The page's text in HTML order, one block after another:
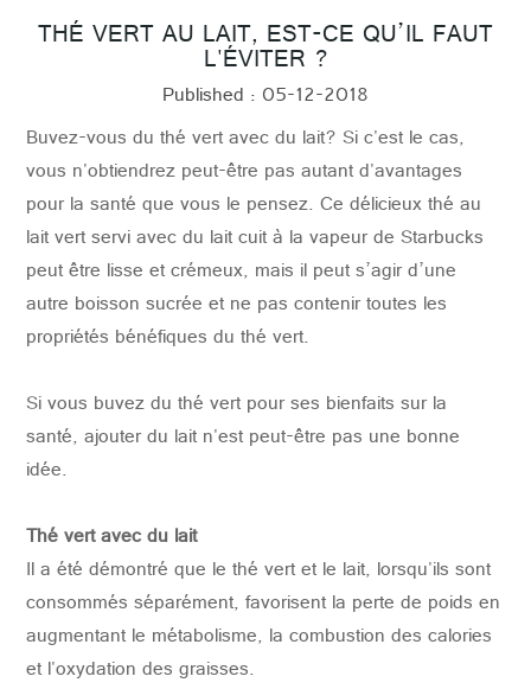
THÉ VERT AU LAIT, EST-CE QU’IL FAUT
L'ÉVITER ?
Published : 05-12-2018
Buvez-vous du thé vert avec du lait? Si c'est le cas,
vous n'obtiendrez peut-être pas autant d'avantages
pour la santé que vous le pensez. Ce délicieux thé au
lait vert servi avec du lait cuit à la vapeur de Starbucks
peut être lisse et crémeux, mais il peut s’agir d’une
autre boisson sucrée et ne pas contenir toutes les
propriétés bénéfiques du thé vert.
Si vous buvez du thé vert pour ses bienfaits sur la
santé, ajouter du lait n'est peut-être pas une bonne
idée.
Thé vert avec du lait
Il a été démontré que le thé vert et le lait, lorsqu'ils sont
consommés séparément, favorisent la perte de poids en
augmentant le métabolisme, la combustion des calories
et l'oxydation des graisses.
FAQ
CONTACTER